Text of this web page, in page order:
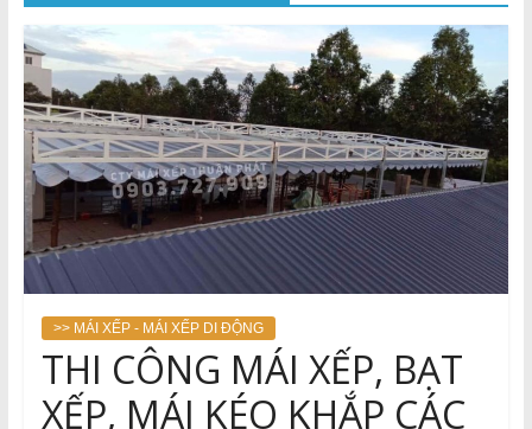
>> MÁI XẾP - MÁI XẾP DI ĐỘNG
THI CÔNG MÁI XẾP, BẠT
XẾP, MÁI KÉO KHẮP CÁC